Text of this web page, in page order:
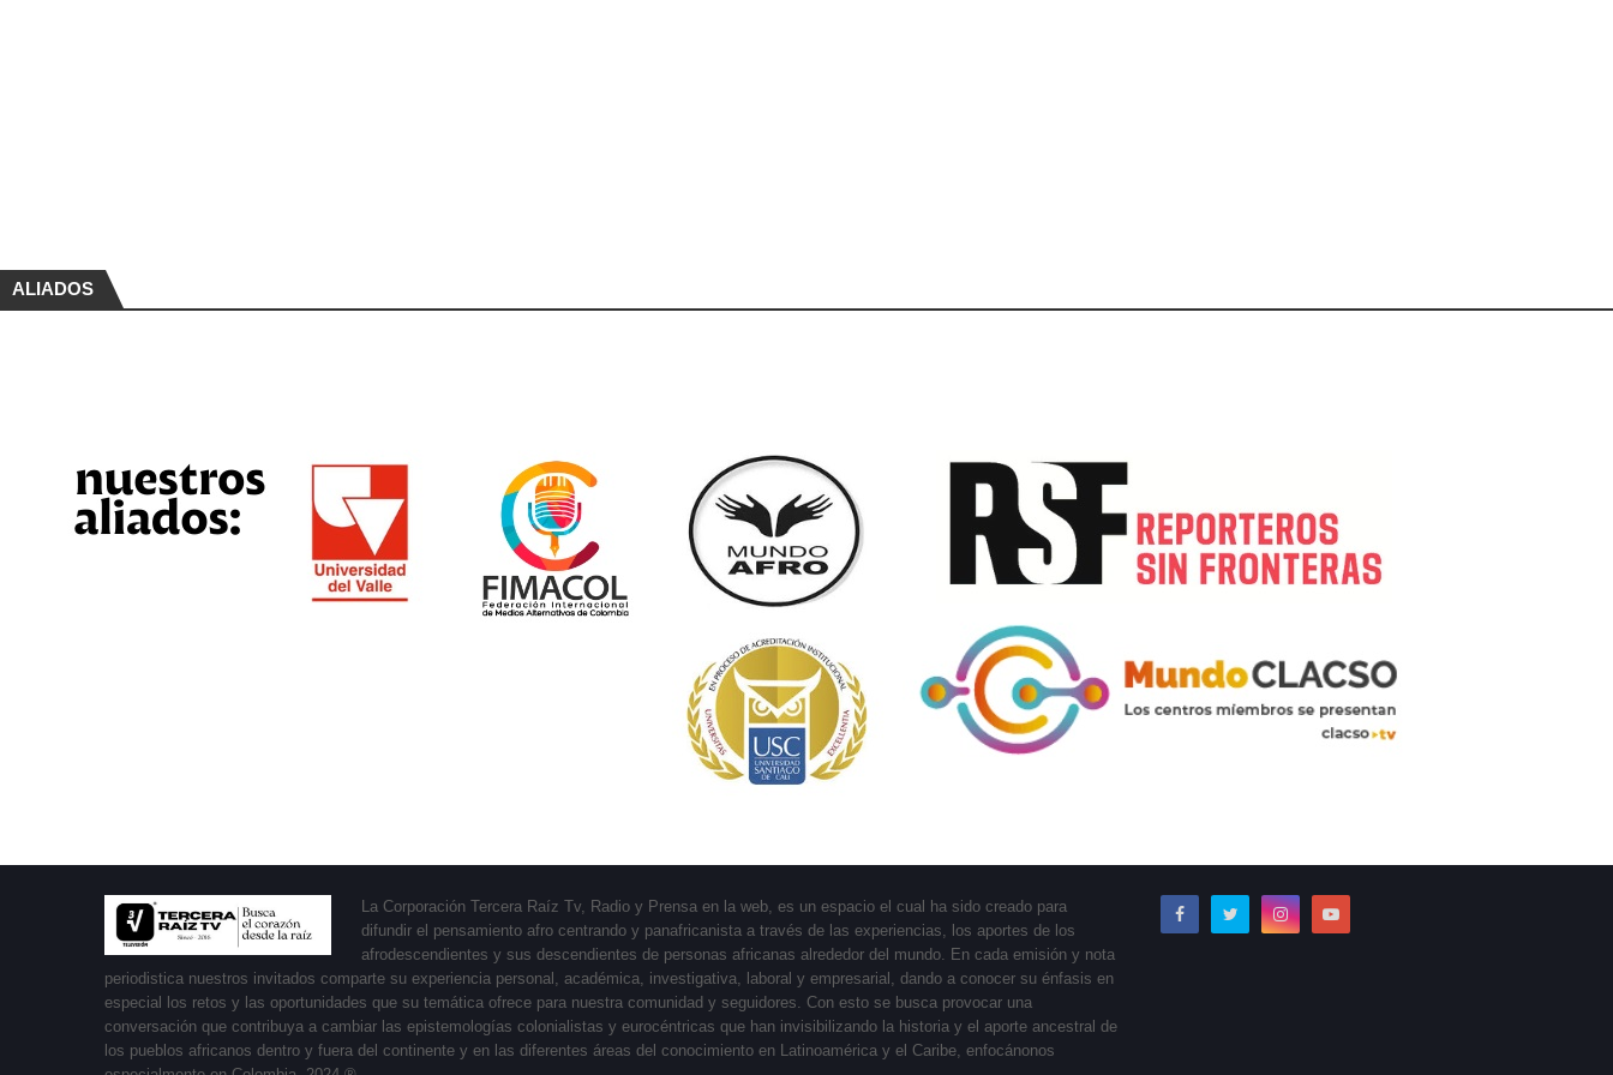
ALIADOS
La Corporación Tercera Raíz Tv, Radio y Prensa en la web, es un espacio el cual ha sido creado para
difundir el pensamiento afro centrando y panafricanista a través de las experiencias, los aportes de los
afrodescendientes y sus descendientes de personas africanas alrededor del mundo. En cada emisión y nota
periodistica nuestros invitados comparte su experiencia personal, académica, investigativa, laboral y empresarial, dando a conocer su énfasis en
especial los retos y las oportunidades que su temática ofrece para nuestra comunidad y seguidores. Con esto se busca provocar una
conversación que contribuya a cambiar las epistemologías colonialistas y eurocéntricas que han invisibilizando la historia y el aporte ancestral de
los pueblos africanos dentro y fuera del continente y en las diferentes áreas del conocimiento en Latinoamérica y el Caribe, enfocánonos